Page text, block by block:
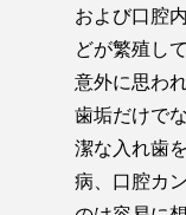
および口腔
どが繁殖し
意外に思わ
歯垢だけで
潔な入れ歯
病、口腔カ